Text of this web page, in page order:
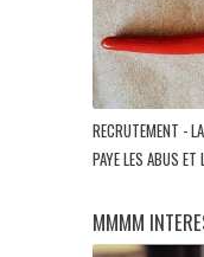
RECRUTEMENT -
PAYE LES ABUS ET
MMMM